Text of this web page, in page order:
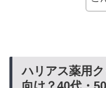
ハリアス薬用